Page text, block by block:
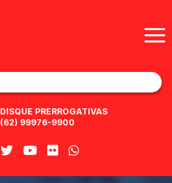
DISQUE PRERROGATIVAS
(62) 99976-9900